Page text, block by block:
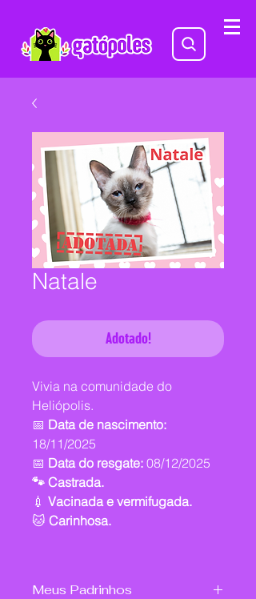
Natale
Adotado!
Vivia na comunidade do
Heliópolis.
📅 Data de nascimento:
18/11/2025
📅 Data do resgate: 08/12/2025
🐾 Castrada.
💉 Vacinada e vermifugada.
🐱 Carinhosa.
Meus Padrinhos